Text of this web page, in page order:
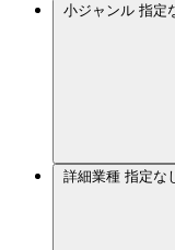
小ジャンル 指定
詳細業種 指定な